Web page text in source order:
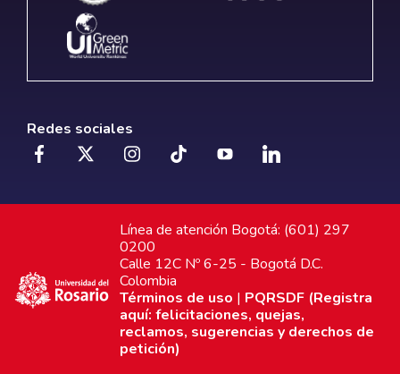
Redes sociales
Línea de atención Bogotá: (601) 297
0200
Calle 12C Nº 6-25 - Bogotá D.C.
Colombia
Términos de uso | PQRSDF (Registra
aquí: felicitaciones, quejas,
reclamos, sugerencias y derechos de
petición)